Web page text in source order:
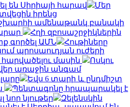
են Սիրիայի հարավ
Մեր
իրենց
ամենաթանկ բանակի
Հղի զբոսաշրջիկներին
գործել ԱՄՆ
Հութիները
պրոսաուդյան ուժերի
մասին
Ոսկու
վեր առաջին անգամ
Եվս 6 տարի և ընդմիշտ
Պենտագոնը հրապարակել է
նոր նյութեր
Զելենսկին